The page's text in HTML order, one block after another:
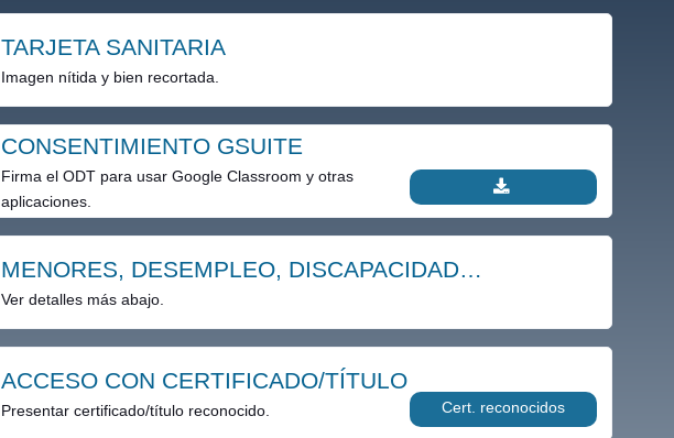
TARJETA SANITARIA
Imagen nítida y bien recortada.
CONSENTIMIENTO GSUITE
Firma el ODT para usar Google Classroom y otras
aplicaciones.
MENORES, DESEMPLEO, DISCAPACIDAD…
Ver detalles más abajo.
ACCESO CON CERTIFICADO/TÍTULO
Presentar certificado/título reconocido. Cert. reconocidos